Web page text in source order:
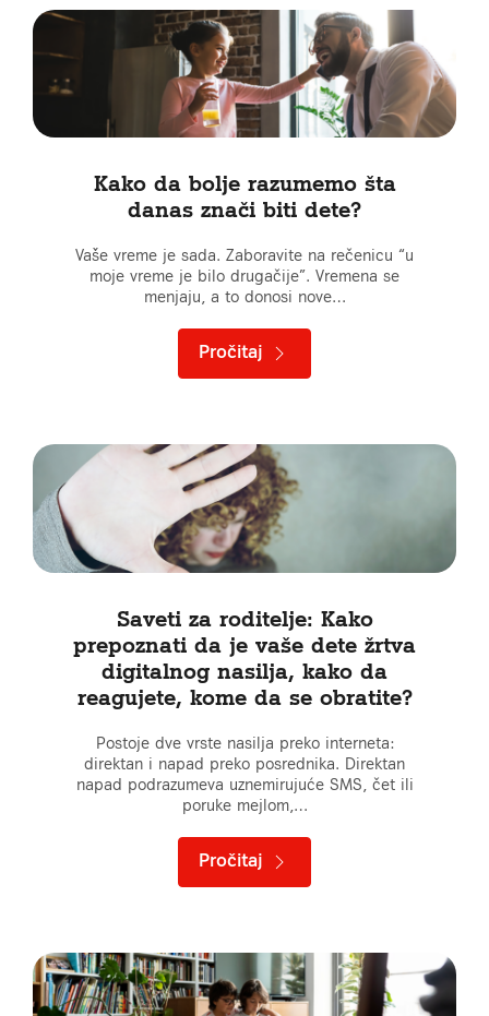
Kako da bolje razumemo šta
danas znači biti dete?
Vaše vreme je sada. Zaboravite na rečenicu “u
moje vreme je bilo drugačije”. Vremena se
menjaju, a to donosi nove…
Pročitaj
Saveti za roditelje: Kako
prepoznati da je vaše dete žrtva
digitalnog nasilja, kako da
reagujete, kome da se obratite?
Postoje dve vrste nasilja preko interneta:
direktan i napad preko posrednika. Direktan
napad podrazumeva uznemirujuće SMS, čet ili
poruke mejlom,…
Pročitaj